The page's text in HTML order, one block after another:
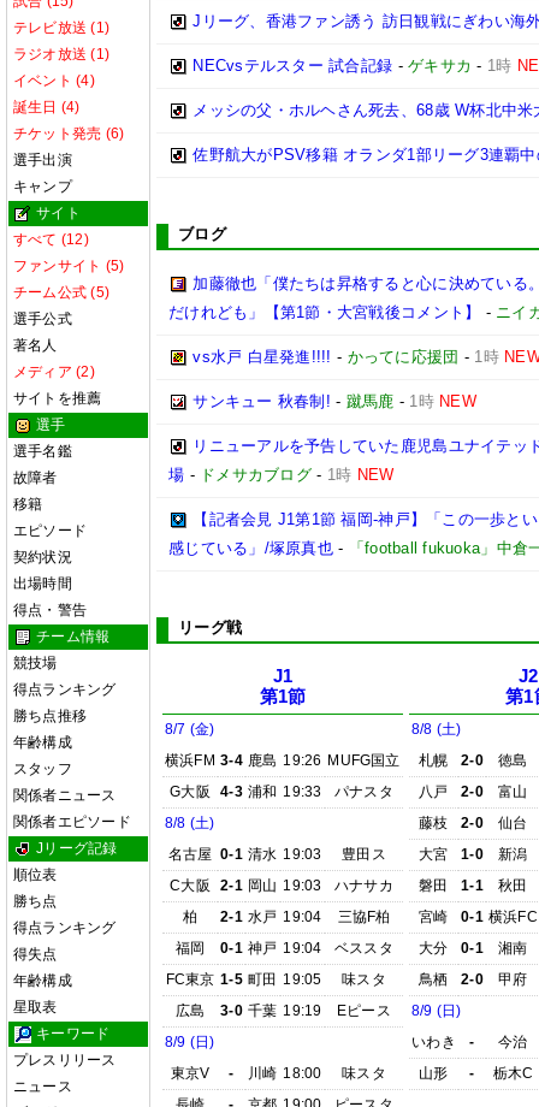
テレビ放送 (1)
ラジオ放送 (1)
イベント (4)
誕生日 (4)
チケット発売 (6)
選手出演
キャンプ
サイト
すべて (12)
ファンサイト (5)
チーム公式 (5)
選手公式
著名人
メディア (2)
サイトを推薦
選手
選手名鑑
故障者
移籍
エピソード
契約状況
出場時間
得点・警告
チーム情報
競技場
得点ランキング
勝ち点推移
年齢構成
スタッフ
関係者ニュース
関係者エピソード
Jリーグ記録
順位表
勝ち点
得点ランキング
得失点
年齢構成
星取表
キーワード
プレスリリース
ニュース
Jリーグ、香港ファン誘う 訪日観戦にぎわい海
NECvsテルスター 試合記録 -ゲキサカ - 1時
メッシの父・ホルヘさん死去、68歳 W杯北中
佐野航大がPSV移籍 オランダ1部リーグ3連覇
ブログ
加藤徹也「僕たちは昇格すると心に決めてい
だけれども」【第1節・大宮戦後コメント】
- ニイ
vs水戸 白星発進!!!! - かってに応援団 - 1時
サンキュー 秋春制! - 蹴馬鹿 - 1時 NEW
リニューアルを予告していた鹿児島ユナイテッ
場 - ドメサカブログ- 1時 NEW
【記者会見 J1第1節 福岡-神戸】「この一歩と
感じている」/塚原真也- 「football fukuoka」中倉
リーグ戦
J1
第1節
8/7 (金)
横浜FM 3-4 鹿島 19:26 MUFG国立
G大阪
4-3 浦和 19:33
パナスタ
8/8 (土)
名古屋 0-1 清水 19:03
豊田ス
C大阪
2-1 岡山 19:03
ハナサカ
柏
2-1 水戸 19:04
三協F柏
福岡
0-1 神戸 19:04
ベススタ
FC東京 1-5 町田 19:05
味スタ
広島
3-0 千葉 19:19
Eピース
8/9 (日)
東京V
- 川崎 18:00
味スタ
J2
第1
8/8 (土)
札幌
2-0
徳島
八戸
2-0
富山
藤枝
2-0
仙台
大宮
1-0
新潟
磐田
1-1
秋田
宮崎
0-1 横浜FC
大分
0-1
湘南
鳥栖
2-0
甲府
8/9 (日)
いわき
-
今治
山形
- 栃木C